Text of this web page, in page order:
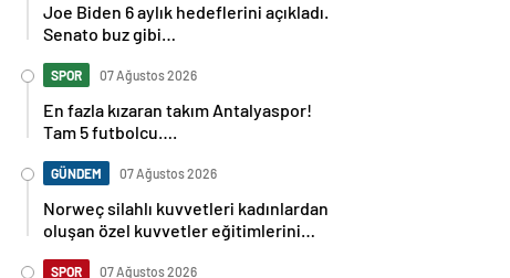
Joe Biden 6 aylık hedeflerini açıkladı.
Senato buz gibi…
SPOR 07 Ağustos 2026
En fazla kızaran takım Antalyaspor!
Tam 5 futbolcu….
GÜNDEM 07 Ağustos 2026
Norweç silahlı kuvvetleri kadınlardan
oluşan özel kuvvetler eğitimlerini
SPOR 07 Ağustos 2026